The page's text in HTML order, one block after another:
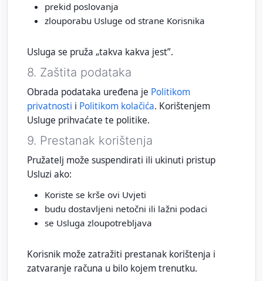
prekid poslovanja
zlouporabu Usluge od strane Korisnika
Usluga se pruža „takva kakva jest”.
8. Zaštita podataka
Obrada podataka uređena je Politikom
privatnosti i Politikom kolačića. Korištenjem
Usluge prihvaćate te politike.
9. Prestanak korištenja
Pružatelj može suspendirati ili ukinuti pristup
Usluzi ako:
Koriste se krše ovi Uvjeti
budu dostavljeni netočni ili lažni podaci
se Usluga zloupotrebljava
Korisnik može zatražiti prestanak korištenja i
zatvaranje računa u bilo kojem trenutku.